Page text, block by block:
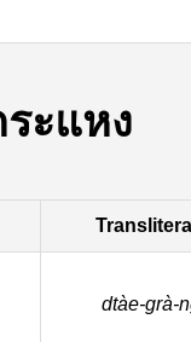
ะแหง
dtàe-grà-